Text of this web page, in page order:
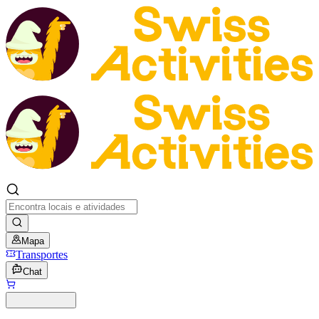
Mapa
Transportes
Chat